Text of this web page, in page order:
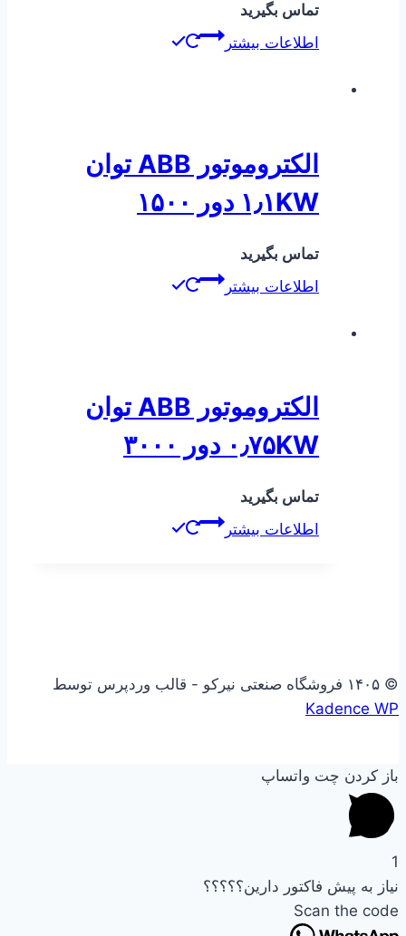
تماس بگیرید
اطلاعات بیشتر
الکتروموتور ABB توان
۱٫۱KW دور ۱۵۰۰
تماس بگیرید
اطلاعات بیشتر
الکتروموتور ABB توان
۰٫۷۵KW دور ۳۰۰۰
تماس بگیرید
اطلاعات بیشتر
© ۱۴۰۵ فروشگاه صنعتی نیرکو - قالب وردپرس توسط
Kadence WP
باز کردن چت واتساپ
1
نیاز به پیش فاکتور دارین؟؟؟؟؟
Scan the code